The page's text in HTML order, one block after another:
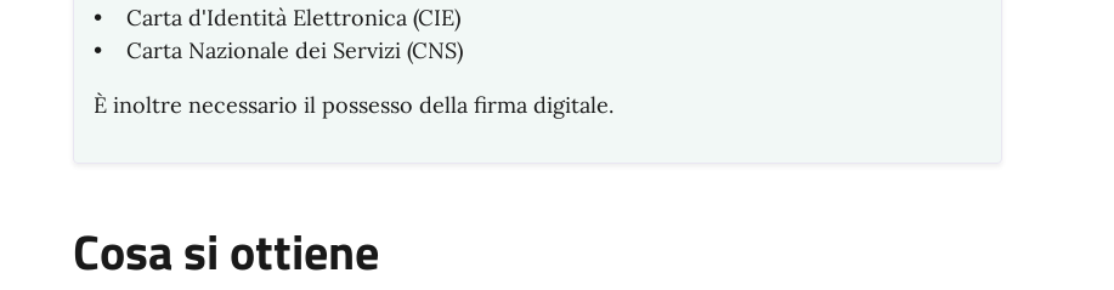
• Carta d'Identità Elettronica (CIE)
• Carta Nazionale dei Servizi (CNS)
È inoltre necessario il possesso della firma digitale.
Cosa si ottiene